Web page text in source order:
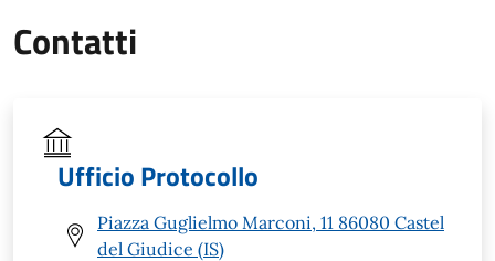
Contatti
Ufficio Protocollo
Piazza Guglielmo Marconi, 11 86080 Castel
del Giudice (IS)